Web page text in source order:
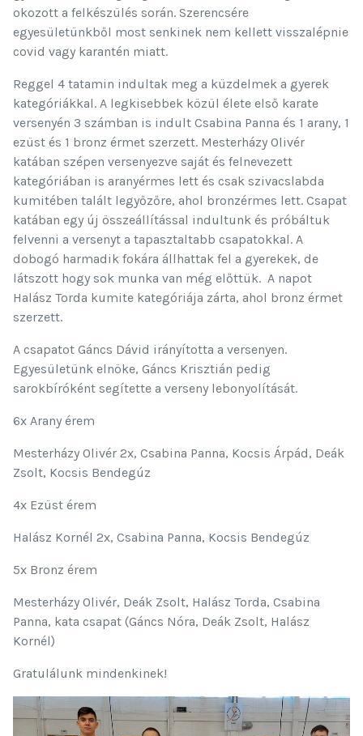
okozott a felkészülés során. Szerencsére
egyesületünkből most senkinek nem kellett visszalépnie
covid vagy karantén miatt.
Reggel 4 tatamin indultak meg a küzdelmek a gyerek
kategóriákkal. A legkisebbek közül élete első karate
versenyén 3 számban is indult Csabina Panna és 1 arany, 1
ezüst és 1 bronz érmet szerzett. Mesterházy Olivér
katában szépen versenyezve saját és felnevezett
kategóriában is aranyérmes lett és csak szivacslabda
kumitében talált legyőzőre, ahol bronzérmes lett. Csapat
katában egy új összeállítással indultunk és próbáltuk
felvenni a versenyt a tapasztaltabb csapatokkal. A
dobogó harmadik fokára állhattak fel a gyerekek, de
látszott hogy sok munka van még előttük. A napot
Halász Torda kumite kategóriája zárta, ahol bronz érmet
szerzett.
A csapatot Gáncs Dávid irányította a versenyen.
Egyesületünk elnöke, Gáncs Krisztián pedig
sarokbíróként segítette a verseny lebonyolítását.
6x Arany érem
Mesterházy Olivér 2x, Csabina Panna, Kocsis Árpád, Deák
Zsolt, Kocsis Bendegúz
4x Ezüst érem
Halász Kornél 2x, Csabina Panna, Kocsis Bendegúz
5x Bronz érem
Mesterházy Olivér, Deák Zsolt, Halász Torda, Csabina
Panna, kata csapat (Gáncs Nóra, Deák Zsolt, Halász
Kornél)
Gratulálunk mindenkinek!